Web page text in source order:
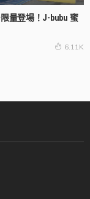
限量登場！J-bubu 蜜
6.11K